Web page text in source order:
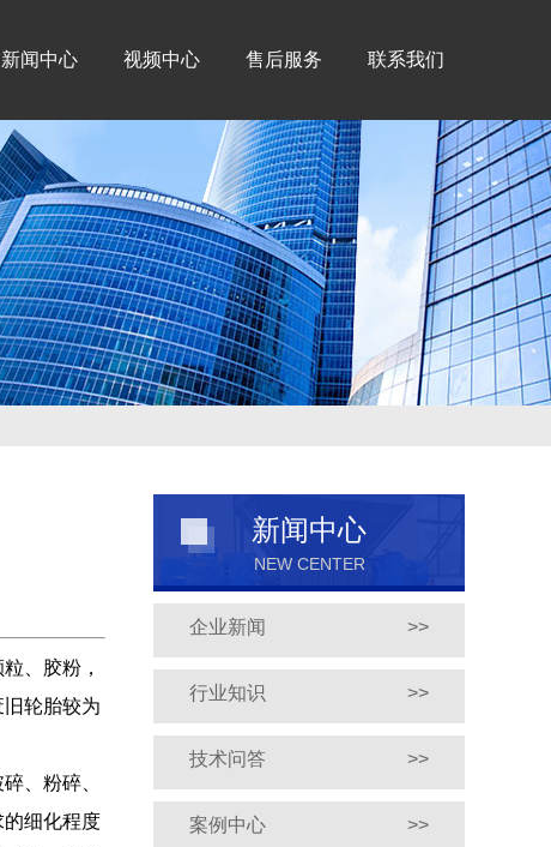
新闻中心 视频中心 售后服务 联系我们
新闻中心
NEW CENTER
企业新闻 >>
行业知识 >>
技术问答 >>
案例中心 >>
、胶粉，
轮胎较为
、粉碎、
细化程度